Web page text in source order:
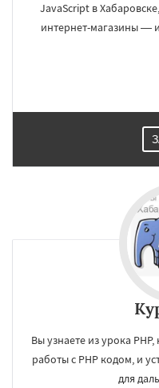
JavaScript в
интернет-магазины —
Вы узнаете из урока
работы с PHP кодом, и
для